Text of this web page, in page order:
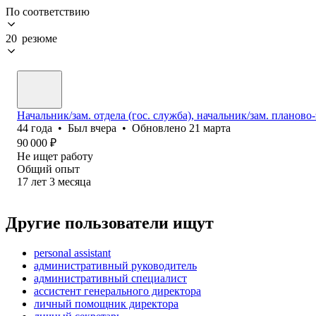
По соответствию
20 резюме
Начальник/зам. отдела (гос. служба), начальник/зам.
44 года • Был вчера • Обновлено 21 марта
90 000 ₽
Не ищет работу
Общий опыт
17 лет 3 месяца
Другие пользователи ищут
personal assistant
административный руководитель
административный специалист
ассистент генерального директора
личный помощник директора